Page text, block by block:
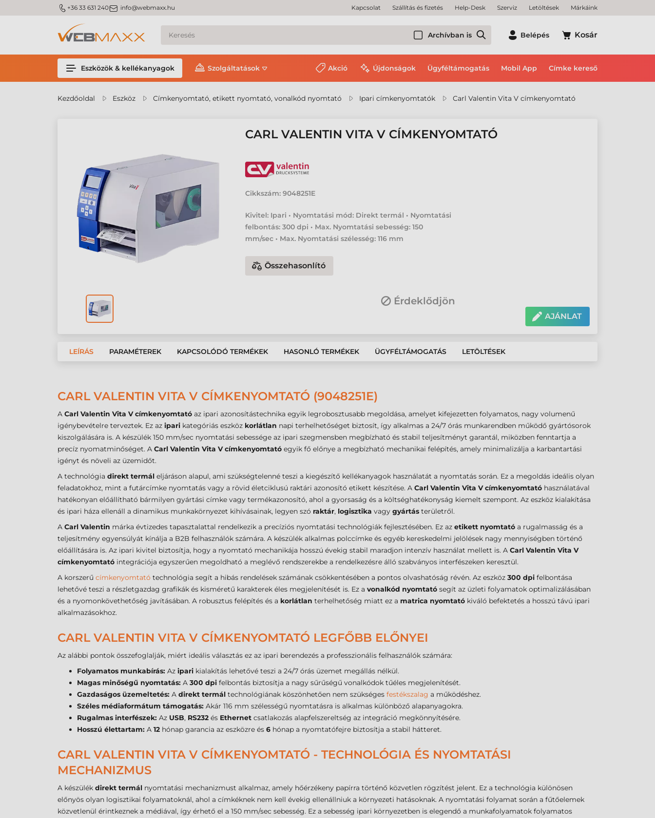
m_phone +36 33 631 240m_email info@webmaxx.hu Kapcsolat Szállítás és fizetés Help-Desk Szerviz Letöltések Márkáink
Archívban is Belépés Kosár
Eszközök & kellékanyagok Szolgáltatások Akció Újdonságok Ügyféltámogatás Mobil App Címke kereső
Kezdőoldal Eszköz Címkenyomtató, etikett nyomtató, vonalkód nyomtató Ipari címkenyomtatók Carl Valentin Vita V címkenyomtató
CARL VALENTIN VITA V CÍMKENYOMTATÓ
Cikkszám: 9048251E
Kivitel: Ipari • Nyomtatási mód: Direkt termál • Nyomtatási
felbontás: 300 dpi • Max. Nyomtatási sebesség: 150
mm/sec • Max. Nyomtatási szélesség: 116 mm
Összehasonlító
Érdeklődjön
AJÁNLAT
LEÍRÁS PARAMÉTEREK KAPCSOLÓDÓ TERMÉKEK HASONLÓ TERMÉKEK ÜGYFÉLTÁMOGATÁS LETÖLTÉSEK
CARL VALENTIN VITA V CÍMKENYOMTATÓ (9048251E)
A Carl Valentin Vita V címkenyomtató az ipari azonosítástechnika egyik legrobosztusabb megoldása, amelyet kifejezetten folyamatos, nagy volumenű
igénybevételre terveztek. Ez az ipari kategóriás eszköz korlátlan napi terhelhetőséget biztosít, így alkalmas a 24/7 órás munkarendben működő gyártósorok
kiszolgálására is. A készülék 150 mm/sec nyomtatási sebessége az ipari szegmensben megbízható és stabil teljesítményt garantál, miközben fenntartja a
precíz nyomatminőséget. A Carl Valentin Vita V címkenyomtató egyik fő előnye a megbízható mechanikai felépítés, amely minimalizálja a karbantartási
igényt és növeli az üzemidőt.
A technológia direkt termál eljáráson alapul, ami szükségtelenné teszi a kiegészítő kellékanyagok használatát a nyomtatás során. Ez a megoldás ideális olyan
feladatokhoz, mint a futárcímke nyomtatás vagy a rövid életciklusú raktári azonosító etikett készítése. A Carl Valentin Vita V címkenyomtató használatával
hatékonyan előállítható bármilyen gyártási címke vagy termékazonosító, ahol a gyorsaság és a költséghatékonyság kiemelt szempont. Az eszköz kialakítása
és ipari háza ellenáll a dinamikus munkakörnyezet kihívásainak, legyen szó raktár, logisztika vagy gyártás területről.
A Carl Valentin márka évtizedes tapasztalattal rendelkezik a precíziós nyomtatási technológiák fejlesztésében. Ez az etikett nyomtató a rugalmasság és a
teljesítmény egyensúlyát kínálja a B2B felhasználók számára. A készülék alkalmas polccímke és egyéb kereskedelmi jelölések nagy mennyiségben történő
előállítására is. Az ipari kivitel biztosítja, hogy a nyomtató mechanikája hosszú évekig stabil maradjon intenzív használat mellett is. A Carl Valentin Vita V
címkenyomtató integrációja egyszerűen megoldható a meglévő rendszerekbe a rendelkezésre álló szabványos interfészeken keresztül.
A korszerű címkenyomtató technológia segít a hibás rendelések számának csökkentésében a pontos olvashatóság révén. Az eszköz 300 dpi felbontása
lehetővé teszi a részletgazdag grafikák és kisméretű karakterek éles megjelenítését is. Ez a vonalkód nyomtató segít az üzleti folyamatok optimalizálásában
és a nyomonkövethetőség javításában. A robusztus felépítés és a korlátlan terhelhetőség miatt ez a matrica nyomtató kiváló befektetés a hosszú távú ipari
alkalmazásokhoz.
CARL VALENTIN VITA V CÍMKENYOMTATÓ LEGFŐBB ELŐNYEI
Az alábbi pontok összefoglalják, miért ideális választás ez az ipari berendezés a professzionális felhasználók számára:
Folyamatos munkabírás: Az ipari kialakítás lehetővé teszi a 24/7 órás üzemet megállás nélkül.
Magas minőségű nyomtatás: A 300 dpi felbontás biztosítja a nagy sűrűségű vonalkódok tűéles megjelenítését.
Gazdaságos üzemeltetés: A direkt termál technológiának köszönhetően nem szükséges festékszalag a működéshez.
Széles médiaformátum támogatás: Akár 116 mm szélességű nyomtatásra is alkalmas különböző alapanyagokra.
Rugalmas interfészek: Az USB, RS232 és Ethernet csatlakozás alapfelszereltség az integráció megkönnyítésére.
Hosszú élettartam: A 12 hónap garancia az eszközre és 6 hónap a nyomtatófejre biztosítja a stabil hátteret.
CARL VALENTIN VITA V CÍMKENYOMTATÓ - TECHNOLÓGIA ÉS NYOMTATÁSI
MECHANIZMUS
A készülék direkt termál nyomtatási mechanizmust alkalmaz, amely hőérzékeny papírra történő közvetlen rögzítést jelent. Ez a technológia különösen
előnyös olyan logisztikai folyamatoknál, ahol a címkéknek nem kell évekig ellenállniuk a környezeti hatásoknak. A nyomtatási folyamat során a fűtőelemek
közvetlenül érintkeznek a médiával, így érhető el a 150 mm/sec sebesség. Ez a sebesség ipari környezetben is elegendő a munkafolyamatok folyamatos